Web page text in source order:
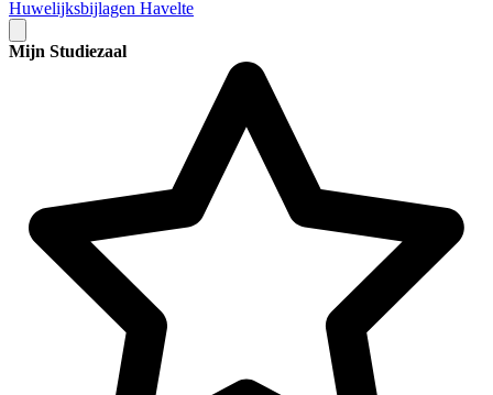
Huwelijksbijlagen Havelte
Mijn Studiezaal